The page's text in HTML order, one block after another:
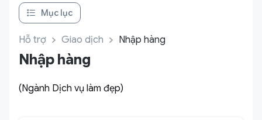
Mục lục
Hỗ trợ Giao dịch Nhập hàng
Nhập hàng
(Ngành Dịch vụ làm đẹp)